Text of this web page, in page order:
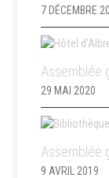
7 DÉCEMBRE
Assemblée
29 MAI 2020
Assemblée
9 AVRIL 2019